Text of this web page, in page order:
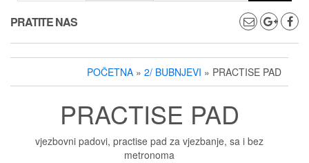
PRATITE NAS
POČETNA » 2/ BUBNJEVI » PRACTISE PAD
PRACTISE PAD
vjezbovni padovi, practise pad za vjezbanje, sa i bez
metronoma